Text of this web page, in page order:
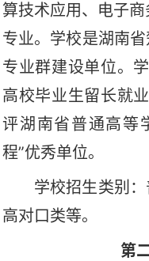
算技术应用、电子
专业。学校是湖南
专业群建设单位。
高校毕业生留长就
评湖南省普通高等
程”优秀单位。
学校招生类别
高对口类等。
第